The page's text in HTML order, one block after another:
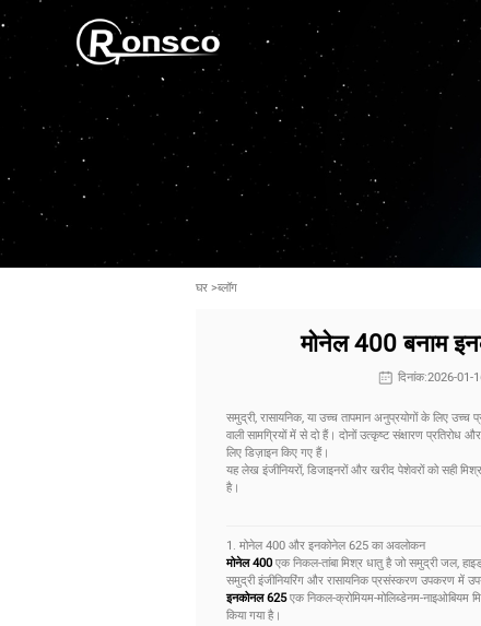
घर>ब्लॉग
मोनेल 400 बनाम
दिनांक:2026-01-
समुद्री, रासायनिक, या उच्च तापमान अनुप्रयोगों के लिए
वाली सामग्रियों में से दो हैं। दोनों उत्कृष्ट संक्षारण प्रतिरोध
लिए डिज़ाइन किए गए हैं।
यह लेख इंजीनियरों, डिजाइनरों और खरीद पेशेवरों को सही
है।
1. मोनेल 400 और इनकोनेल 625 का अवलोकन
मोनेल 400एक निकल-तांबा मिश्र धातु है जो समुद्री जल,
समुद्री इंजीनियरिंग और रासायनिक प्रसंस्करण उपकरण में
इनकोनल 625एक निकल-क्रोमियम-मोलिब्डेनम-नाइओबियम
किया गया है।